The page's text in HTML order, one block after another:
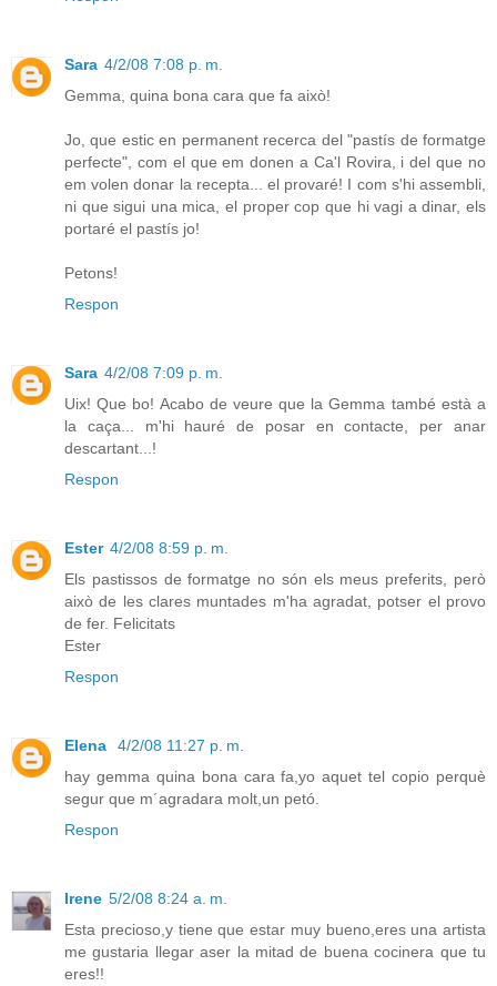
Sara 4/2/08 7:08 p. m.
Gemma, quina bona cara que fa això!
Jo, que estic en permanent recerca del "pastís de formatge
perfecte", com el que em donen a Ca'l Rovira, i del que no
em volen donar la recepta... el provaré! I com s'hi assembli,
ni que sigui una mica, el proper cop que hi vagi a dinar, els
portaré el pastís jo!
Petons!
Respon
Sara 4/2/08 7:09 p. m.
Uix! Que bo! Acabo de veure que la Gemma també està a
la caça... m'hi hauré de posar en contacte, per anar
descartant...!
Respon
Ester 4/2/08 8:59 p. m.
Els pastissos de formatge no són els meus preferits, però
això de les clares muntades m'ha agradat, potser el provo
de fer. Felicitats
Ester
Respon
Elena
4/2/08 11:27 p. m.
hay gemma quina bona cara fa,yo aquet tel copio perquè
segur que m´agradara molt,un petó.
Respon
Irene 5/2/08 8:24 a. m.
Esta precioso,y tiene que estar muy bueno,eres una artista
me gustaria llegar aser la mitad de buena cocinera que tu
eres!!